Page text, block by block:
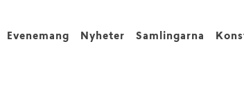
Evenemang Nyheter Samlingarna